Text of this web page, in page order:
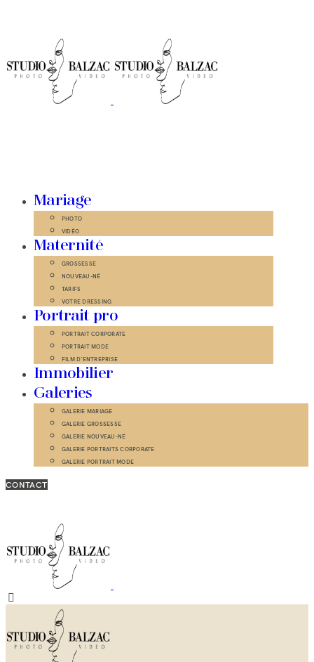
Mariage
PHOTO
VIDÉO
Maternité
GROSSESSE
NOUVEAU-NÉ
TARIFS
VOTRE DRESSING
Portrait pro
PORTRAIT CORPORATE
PORTRAIT MODE
FILM D’ENTREPRISE
Immobilier
Galeries
GALERIE MARIAGE
GALERIE GROSSESSE
GALERIE NOUVEAU-NÉ
GALERIE PORTRAITS CORPORATE
GALERIE PORTRAIT MODE
CONTACT